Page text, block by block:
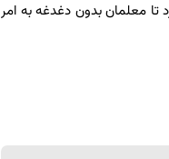
تا معلمان بدون دغدغه به امر